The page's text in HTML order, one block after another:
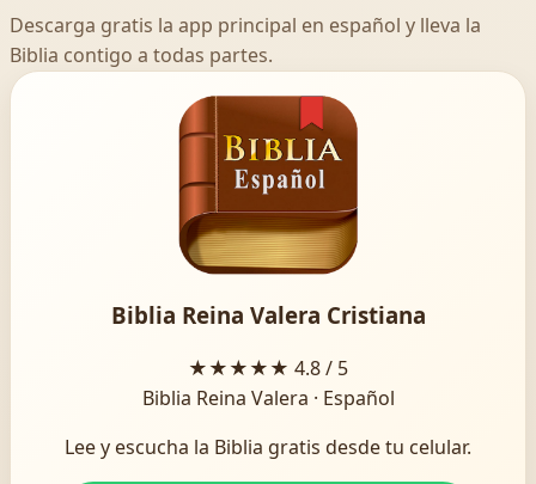
Descarga gratis la app principal en español y lleva la
Biblia contigo a todas partes.
Biblia Reina Valera Cristiana
★★★★★ 4.8 / 5
Biblia Reina Valera · Español
Lee y escucha la Biblia gratis desde tu celular.